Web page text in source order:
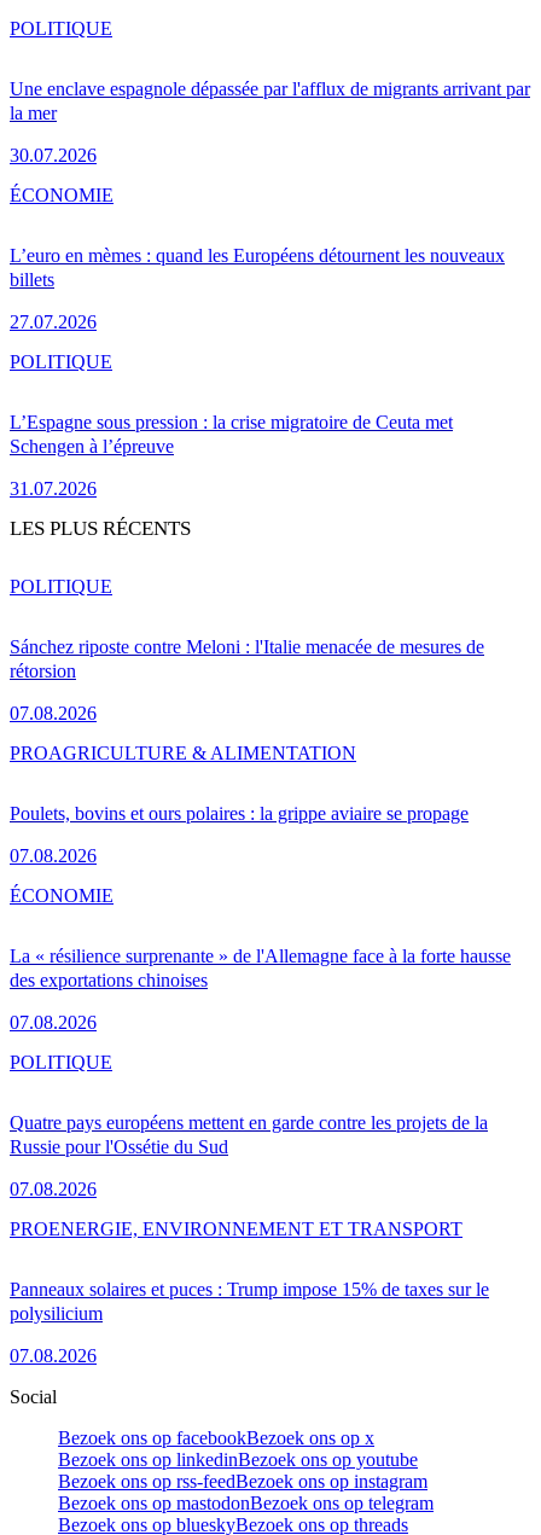
Une enclave espagnole dépassée par l'afflux de migrants arrivant par
la mer
30.07.2026
POLITIQUE
L’euro en mèmes : quand les Européens détournent les nouveaux
billets
27.07.2026
ÉCONOMIE
L’Espagne sous pression : la crise migratoire de Ceuta met
Schengen à l’épreuve
31.07.2026
POLITIQUE
LES PLUS RÉCENTS
Sánchez riposte contre Meloni : l'Italie menacée de mesures de
rétorsion
07.08.2026
POLITIQUE
Poulets, bovins et ours polaires : la grippe aviaire se propage
07.08.2026
PROAGRICULTURE & ALIMENTATION
La « résilience surprenante » de l'Allemagne face à la forte hausse
des exportations chinoises
07.08.2026
ÉCONOMIE
Quatre pays européens mettent en garde contre les projets de la
Russie pour l'Ossétie du Sud
07.08.2026
POLITIQUE
Panneaux solaires et puces : Trump impose 15% de taxes sur le
polysilicium
07.08.2026
PROENERGIE, ENVIRONNEMENT ET TRANSPORT
Social
Bezoek ons op facebookBezoek ons op x
Bezoek ons op linkedinBezoek ons op youtube
Bezoek ons op rss-feedBezoek ons op instagram
Bezoek ons op mastodonBezoek ons op telegram
Bezoek ons op blueskyBezoek ons op threads